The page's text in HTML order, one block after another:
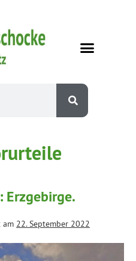
Erzgebirge.
am 22. September 2022